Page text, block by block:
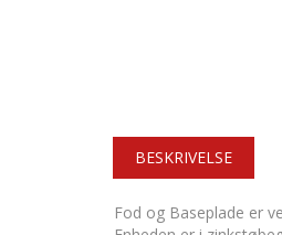
BESKRIVELSE
Fod og Baseplade er